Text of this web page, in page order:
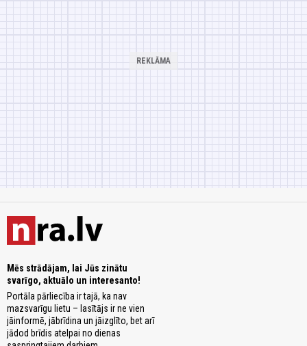
Mēs strādājam, lai Jūs zinātu
svarīgo, aktuālo un interesanto!
Portāla pārliecība ir tajā, ka nav
mazsvarīgu lietu – lasītājs ir ne vien
jāinformē, jābrīdina un jāizglīto, bet arī
jādod brīdis atelpai no dienas